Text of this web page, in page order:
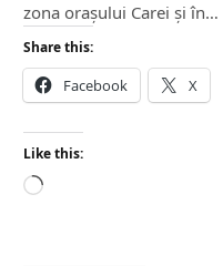
zona orașului Carei și în…
Share this:
Facebook X
Like this:
L